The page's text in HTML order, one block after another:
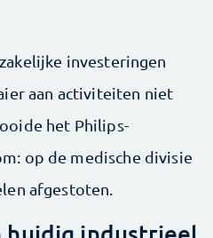
investeringen
aan activiteiten niet
het Philips­
op de medische divisie
afgestoten.